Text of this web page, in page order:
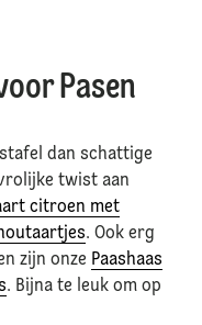
Pasen
dan schattige
twist aan
citroen met
. Ook erg
zijn onze Paashaas
. Bijna te leuk om op